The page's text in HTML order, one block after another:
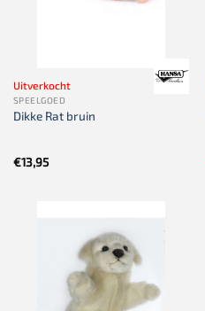
Uitverkocht
SPEELGOED
Dikke Rat bruin
€13,95